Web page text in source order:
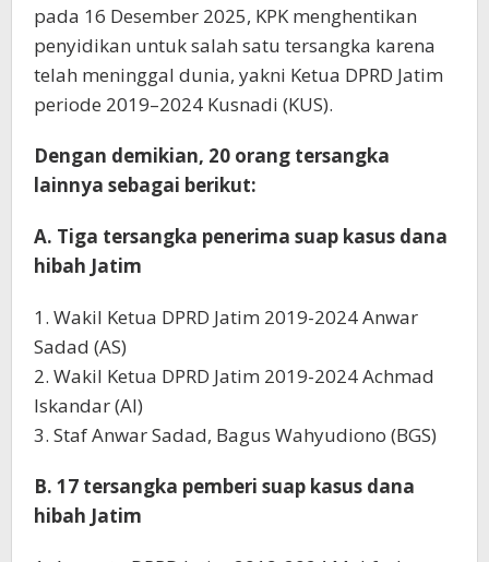
pada 16 Desember 2025, KPK menghentikan
penyidikan untuk salah satu tersangka karena
telah meninggal dunia, yakni Ketua DPRD Jatim
periode 2019–2024 Kusnadi (KUS).
Dengan demikian, 20 orang tersangka
lainnya sebagai berikut:
A. Tiga tersangka penerima suap kasus dana
hibah Jatim
1. Wakil Ketua DPRD Jatim 2019-2024 Anwar
Sadad (AS)
2. Wakil Ketua DPRD Jatim 2019-2024 Achmad
Iskandar (AI)
3. Staf Anwar Sadad, Bagus Wahyudiono (BGS)
B. 17 tersangka pemberi suap kasus dana
hibah Jatim